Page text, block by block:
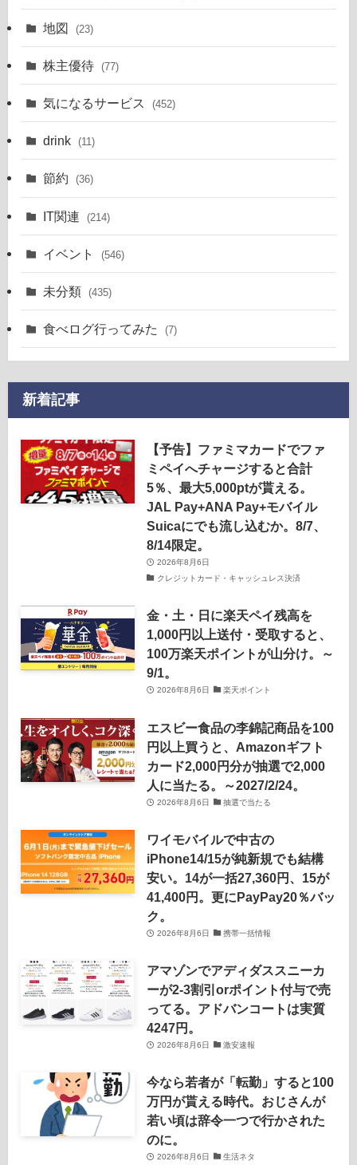
地図 (23)
株主優待 (77)
気になるサービス (452)
drink (11)
節約 (36)
IT関連 (214)
イベント (546)
未分類 (435)
食べログ行ってみた (7)
新着記事
【予告】ファミマカードでファ
ミペイへチャージすると合計
5％、最大5,000ptが貰える。
JAL Pay+ANA Pay+モバイル
Suicaにでも流し込むか。8/7、
8/14限定。
2026年8月6日
クレジットカード・キャッシュレス決済
金・土・日に楽天ペイ残高を
1,000円以上送付・受取すると、
100万楽天ポイントが山分け。～
9/1。
2026年8月6日 楽天ポイント
エスビー食品の李錦記商品を100
円以上買うと、Amazonギフト
カード2,000円分が抽選で2,000
人に当たる。～2027/2/24。
2026年8月6日 抽選で当たる
ワイモバイルで中古の
iPhone14/15が純新規でも結構
安い。14が一括27,360円、15が
41,400円。更にPayPay20％バッ
ク。
2026年8月6日 携帯一括情報
アマゾンでアディダススニーカ
ーが2-3割引orポイント付与で売
ってる。アドバンコートは実質
4247円。
2026年8月6日 激安速報
今なら若者が「転勤」すると100
万円が貰える時代。おじさんが
若い頃は辞令一つで行かされた
のに。
2026年8月6日 生活ネタ